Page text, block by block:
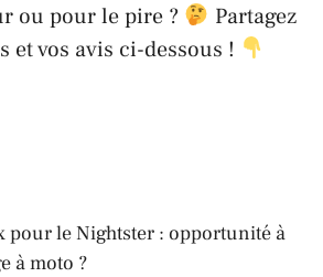
ou pour le pire ?
Partagez
et vos avis ci-dessous !
pour le Nightster : opportunité à
à moto ?